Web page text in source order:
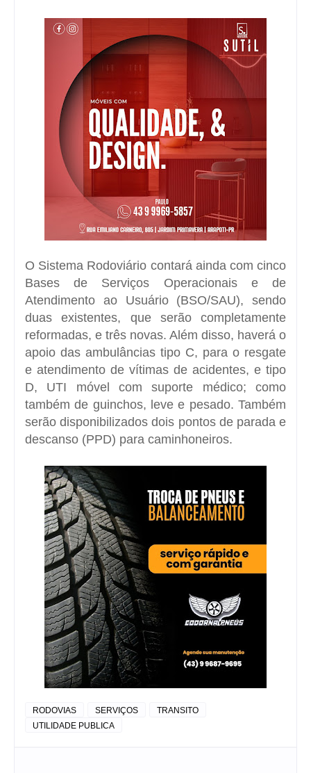
O Sistema Rodoviário contará ainda com cinco
Bases de Serviços Operacionais e de
Atendimento ao Usuário (BSO/SAU), sendo
duas existentes, que serão completamente
reformadas, e três novas. Além disso, haverá o
apoio das ambulâncias tipo C, para o resgate
e atendimento de vítimas de acidentes, e tipo
D, UTI móvel com suporte médico; como
também de guinchos, leve e pesado. Também
serão disponibilizados dois pontos de parada e
descanso (PPD) para caminhoneiros.
RODOVIAS SERVIÇOS
TRANSITO
UTILIDADE PUBLICA